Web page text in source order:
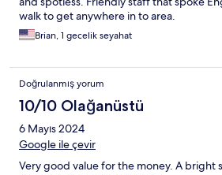
walk to get anywhere in to area.
Brian, 1 gecelik seyahat
Doğrulanmış yorum
10/10 Olağanüstü
6 Mayıs 2024
Google ile çevir
Very good value for the money. A bright